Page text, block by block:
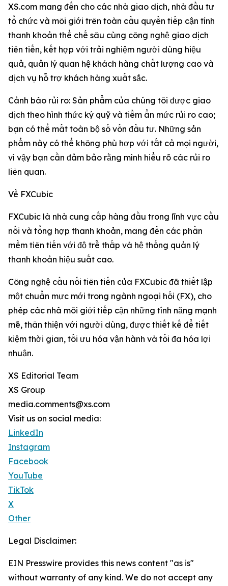
XS.com mang đến cho các nhà giao dịch, nhà đầu tư
tổ chức và môi giới trên toàn cầu quyền tiếp cận tính
thanh khoản thể chế sâu cùng công nghệ giao dịch
tiên tiến, kết hợp với trải nghiệm người dùng hiệu
quả, quản lý quan hệ khách hàng chất lượng cao và
dịch vụ hỗ trợ khách hàng xuất sắc.
Cảnh báo rủi ro: Sản phẩm của chúng tôi được giao
dịch theo hình thức ký quỹ và tiềm ẩn mức rủi ro cao;
bạn có thể mất toàn bộ số vốn đầu tư. Những sản
phẩm này có thể không phù hợp với tất cả mọi người,
vì vậy bạn cần đảm bảo rằng mình hiểu rõ các rủi ro
liên quan.
Về FXCubic
FXCubic là nhà cung cấp hàng đầu trong lĩnh vực cầu
nối và tổng hợp thanh khoản, mang đến các phần
mềm tiên tiến với độ trễ thấp và hệ thống quản lý
thanh khoản hiệu suất cao.
Công nghệ cầu nối tiên tiến của FXCubic đã thiết lập
một chuẩn mực mới trong ngành ngoại hối (FX), cho
phép các nhà môi giới tiếp cận những tính năng mạnh
mẽ, thân thiện với người dùng, được thiết kế để tiết
kiệm thời gian, tối ưu hóa vận hành và tối đa hóa lợi
nhuận.
XS Editorial Team
XS Group
media.comments@xs.com
Visit us on social media:
LinkedIn
Instagram
Facebook
YouTube
TikTok
X
Other
Legal Disclaimer:
EIN Presswire provides this news content "as is"
without warranty of any kind. We do not accept any